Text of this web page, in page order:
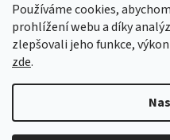
Používáme cookies,
prohlížení webu a díky
zlepšovali jeho funkce,
zde.
© 2026 art re use. Všechna